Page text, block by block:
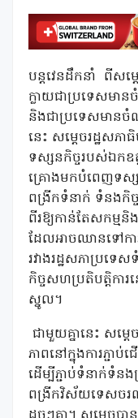
បន្តវេនដឹកនាំ ពីសម្ត
ក្លាយជាប្រទេសម
និងជាប្រទេសមាន
នេះ សម្តេចរដ្ឋសភ
ទស្សនកិច្ចរបស់ឯកឧ
គ្រោងមកបំពេញទស្ស
ពង្រីកទំនាក់ ទំនងកិ
ពីរឱ្យកាន់តែសកម្ម
ដែលអាចឈានទៅក
រវាងរដ្ឋសភាប្រទេ
កិច្ចសហប្រតិបត្តិកា
ស្នូល។
ជាមួយគ្នានេះ សម្
ភាពនៅក្នុងការភ្ជា
ដើម្បីភ្ជាប់ទំនាក់ទំ
ពង្រីកវិស័យទេសចរ